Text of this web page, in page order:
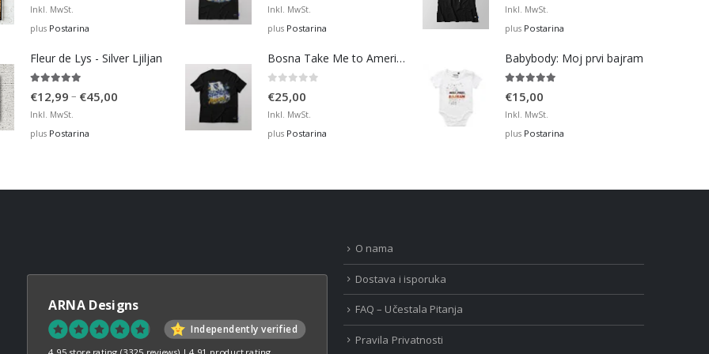
€36,00
Inkl. MwSt.
plus Postarina
Fleur de Lys - Silver Ljiljan
€12,99 – €45,00
Inkl. MwSt.
plus Postarina
Inkl. MwSt.
plus Postarina
Bosna Take Me to America Navijačka Majica 2
€25,00
Inkl. MwSt.
plus Postarina
Inkl. MwSt.
plus Postarina
Babybody: Moj prvi bajram
€15,00
Inkl. MwSt.
plus Postarina
ARNA Designs
Independently verified
O nama
Dostava i isporuka
FAQ – Učestala Pitanja
Pravila Privatnosti